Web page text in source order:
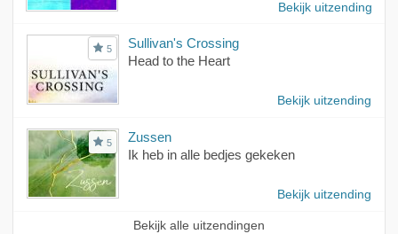
Bekijk uitzending
5
Sullivan's Crossing
Head to the Heart
Bekijk uitzending
5
Zussen
Ik heb in alle bedjes gekeken
Bekijk uitzending
Bekijk alle uitzendingen